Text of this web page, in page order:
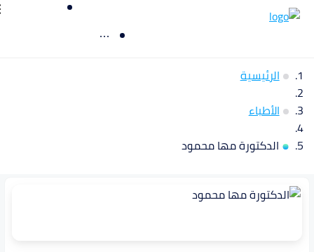
الرئيسية
الأطباء
الدكتورة مها محمود